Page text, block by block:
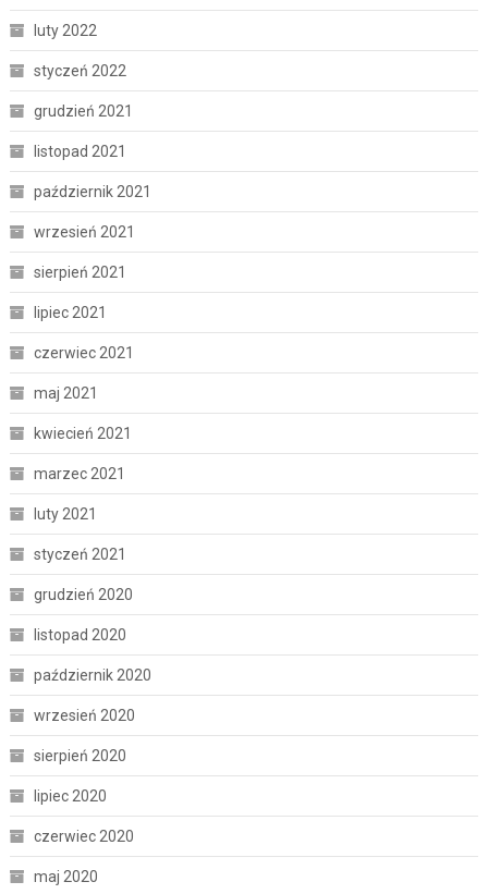
luty 2022
styczeń 2022
grudzień 2021
listopad 2021
październik 2021
wrzesień 2021
sierpień 2021
lipiec 2021
czerwiec 2021
maj 2021
kwiecień 2021
marzec 2021
luty 2021
styczeń 2021
grudzień 2020
listopad 2020
październik 2020
wrzesień 2020
sierpień 2020
lipiec 2020
czerwiec 2020
maj 2020